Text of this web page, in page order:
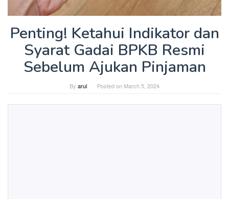
Penting! Ketahui Indikator dan
Syarat Gadai BPKB Resmi
Sebelum Ajukan Pinjaman
By arul Posted on March 5, 2024